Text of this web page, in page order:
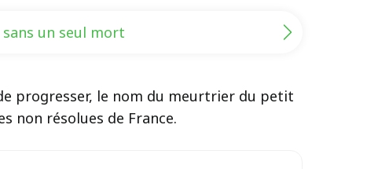
sans un seul mort
progresser, le nom du meurtrier du petit
non résolues de France.